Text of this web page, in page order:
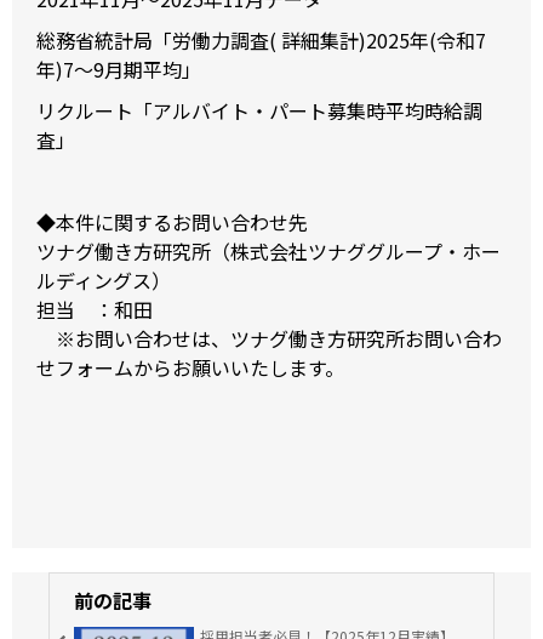
き方への示唆を発信していくこと
をミッションとしています。
総務省統計局「労働力調査( 詳細集計)2025年(令和7
年)7～9月期平均」
リクルート「アルバイト・パート募集時平均時給調
査」
◆本件に関するお問い合わせ先
ツナグ働き方研究所（株式会社ツナググループ・ホー
ルディングス）
担当 ：和田
※お問い合わせは、 ツナグ働き方研究所お問い合わ
せフォームからお願いいたします。
前の記事